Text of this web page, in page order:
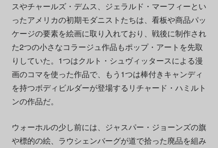
スやチャールズ・デムス、ジェラルド・マーフィーとい
ったアメリカの初期モダニストたちは、看板や商品パッ
ケージの要素を絵画に取り入れており、戦後に制作され
た2つの小さなコラージュ作品もポップ・アートを先取
りしていた。1つはクルト・シュヴィッタースによる漫
画のコマを使った作品で、もう1つは棒付きキャンディ
を持つボディビルダーが登場するリチャード・ハミルト
ンの作品だ。
ウォーホルの少し前には、ジャスパー・ジョーンズの旗
や標的の絵、ラウシェンバーグが道で拾った廃品を組み